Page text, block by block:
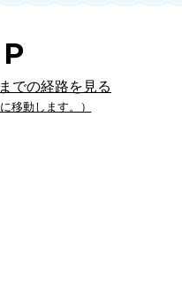
での経路を見る
移動します。）